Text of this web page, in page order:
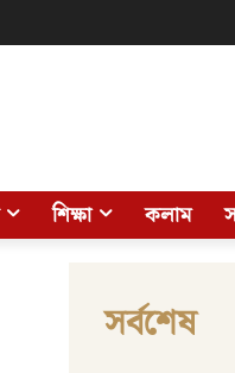
শিক্ষা কলাম
সর্বশেষ